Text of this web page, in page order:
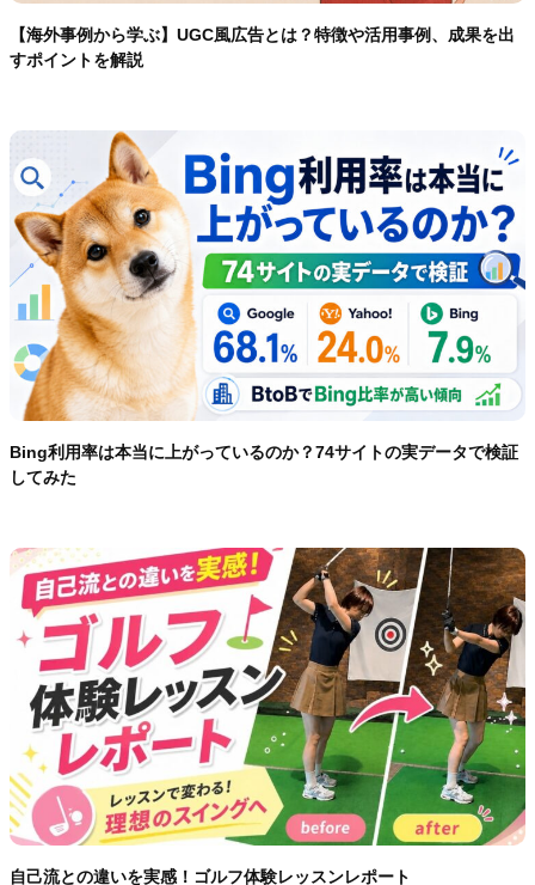
【海外事例から学ぶ】UGC風広告とは？特徴や活用事例、成果を出
すポイントを解説
Bing利用率は本当に上がっているのか？74サイトの実データで検証
してみた
自己流との違いを実感！ゴルフ体験レッスンレポート